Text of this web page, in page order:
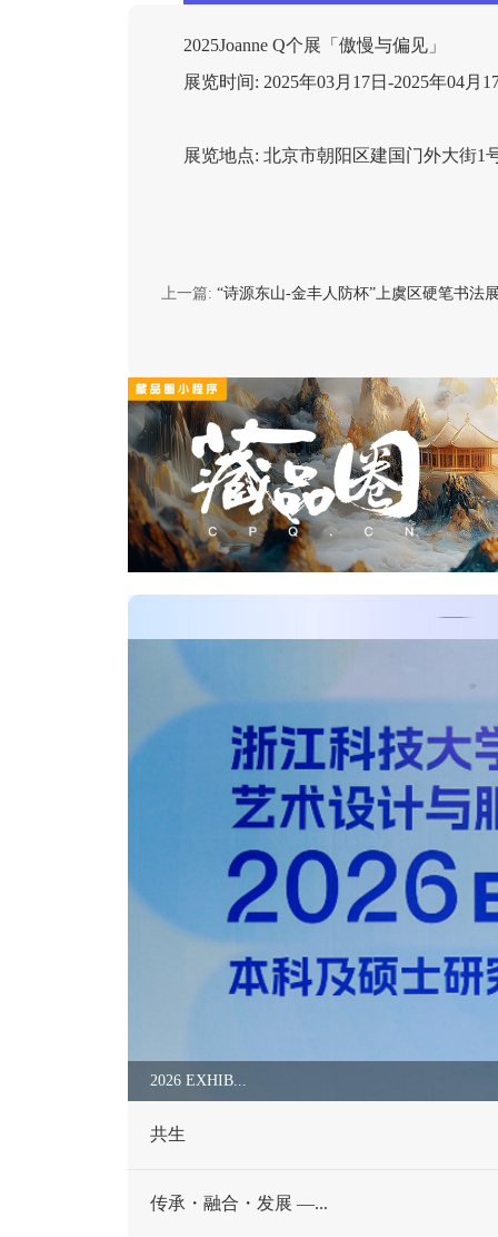
2025Joanne Q个展「傲慢与偏见」
展览时间: 2025年03月17日-2025年04月
展览地点: 北京市朝阳区建国门外大街1
上一篇: “诗源东山-金丰人防杯”上虞区硬笔书法
2026 EXHIB...
共生
传承・融合・发展 —...